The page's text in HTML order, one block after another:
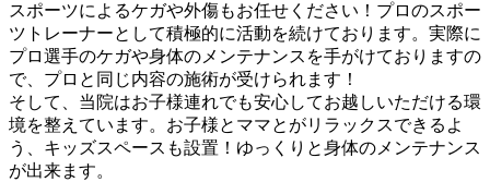
スポーツによるケガや外傷もお任せください！プロのスポー
ツトレーナーとして積極的に活動を続けております。実際に
プロ選手のケガや身体のメンテナンスを手がけておりますの
で、プロと同じ内容の施術が受けられます！
そして、当院はお子様連れでも安心してお越しいただける環
境を整えています。お子様とママとがリラックスできるよ
う、キッズスペースも設置！ゆっくりと身体のメンテナンス
が出来ます。